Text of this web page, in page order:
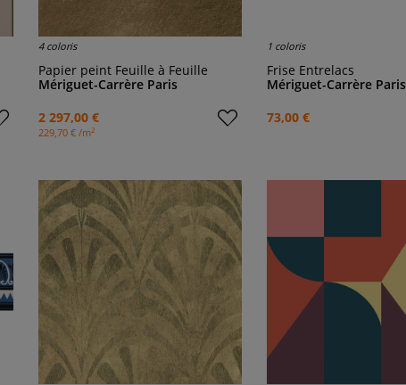
4 coloris
Papier peint Feuille à Feuille
Mériguet-Carrère Paris
2 297,00 €
229,70 € /m2
1 coloris
Frise Entrelacs
Mériguet-Carrère Paris
73,00 €